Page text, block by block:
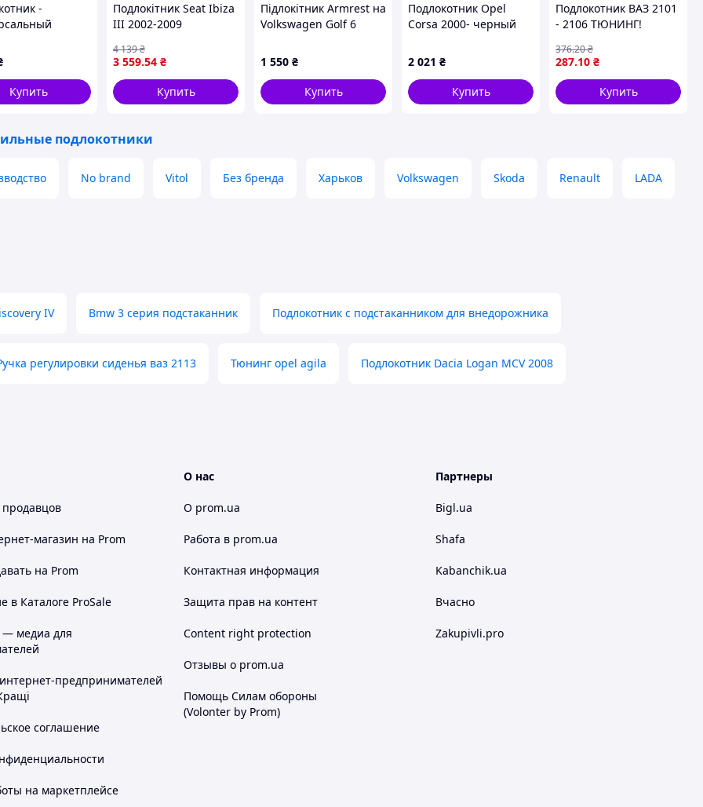
-
черный
Купить
Подлокітник Seat Ibiza
III 2002-2009
3 559.54 ₴
4 139₴
Купить
Підлокітник Armrest на
Volkswagen Golf 6
колір
1 550 ₴
Купить
Подлокотник Opel
Corsa 2000- черный
2 021 ₴
Купить
Подлокотник ВАЗ 2101
- 2106 ТЮНИНГ!
105мм) (пр-во Завод)
ПД 42115
287.10 ₴
376.20₴
Купить
подлокотники
No brand Vitol Без бренда Харьков Volkswagen Skoda Renault LADA
IV Bmw 3 серия подстаканник Подлокотник с подстаканником для внедорожника
регулировки сиденья ваз 2113 Тюнинг opel agila Подлокотник Dacia Logan MCV 2008
магазин на Prom
на Prom
в Каталоге ProSale
— медиа для
предпринимателей
соглашение
на маркетплейсе
О нас
О prom.ua
Работа в prom.ua
Контактная информация
Защита прав на контент
Content right protection
Отзывы о prom.ua
Помощь Силам обороны
(Volonter by Prom)
Партнеры
Bigl.ua
Shafa
Kabanchik.ua
Вчасно
Zakupivli.pro